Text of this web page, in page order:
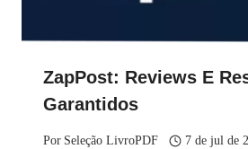
ZapPost: Reviews E
Garantidos
Por Seleção LivroPDF 7 de jul de